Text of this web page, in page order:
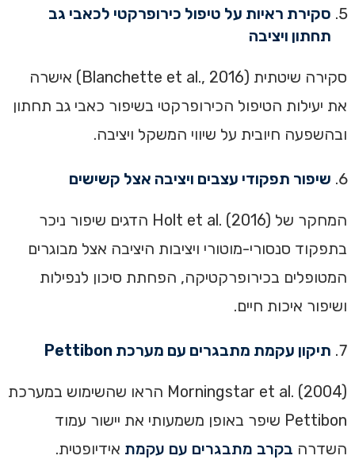
סקירת ראיות על טיפול כירופרקטי לכאבי גב
תחתון ויציבה
סקירה שיטתית (Blanchette et al., 2016) אישרה
את יעילות הטיפול הכירופרקטי בשיפור כאבי גב תחתון
ובהשפעה חיובית על שיווי המשקל ויציבה.
שיפור תפקודי עצבים ויציבה אצל קשישים
המחקר של Holt et al. (2016) הדגים שיפור ניכר
בתפקוד סנסורי-מוטורי ויציבות היציבה אצל מבוגרים
המטופלים בכירופרקטיקה, הפחתת סיכון לנפילות
ושיפור איכות חיים.
תיקון עקמת מתבגרים עם מערכת Pettibon
Morningstar et al. (2004) הראו שהשימוש במערכת
Pettibon שיפר באופן משמעותי את יישור עמוד
השדרה בקרב מתבגרים עם עקמת אידיופטית.